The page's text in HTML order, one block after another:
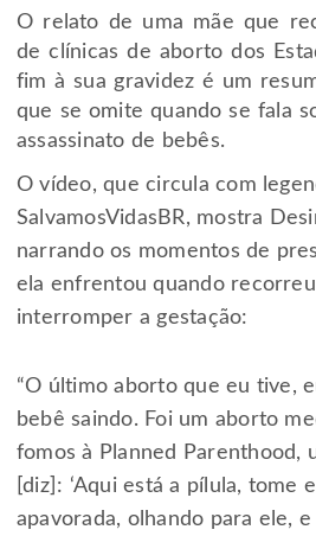
O relato de uma mãe que
de clínicas de aborto dos
fim à sua gravidez é um
que se omite quando se fala
assassinato de bebês.
O vídeo, que circula com
SalvamosVidasBR, mostra
narrando os momentos de
ela enfrentou quando
interromper a gestação:
“O último aborto que eu tive,
bebê saindo. Foi um aborto
fomos à Planned Parenthood,
[diz]: ‘Aqui está a pílula, tome
apavorada, olhando para ele, e